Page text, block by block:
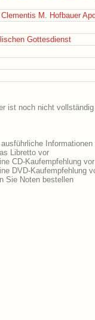
M. Hofbauer
Gottesdienst
ist noch nicht
Informationen
Libretto vor
CD-Kaufempfehlung vor
DVD-Kaufempfehlung
Sie Noten bestellen